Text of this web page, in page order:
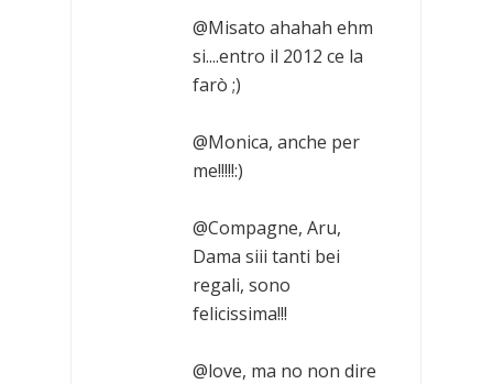
@Misato ahahah ehm
si....entro il 2012 ce la
farò ;)
@Monica, anche per
me!!!!!:)
@Compagne, Aru,
Dama siii tanti bei
regali, sono
felicissima!!!
@love, ma no non dire